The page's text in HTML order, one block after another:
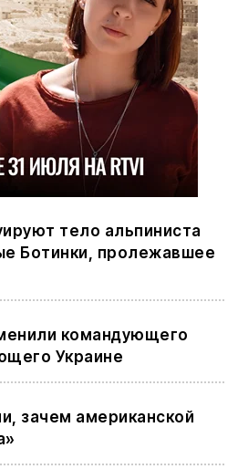
тело альпиниста
Ботинки, пролежавшее
командующего
Украине
зачем американской